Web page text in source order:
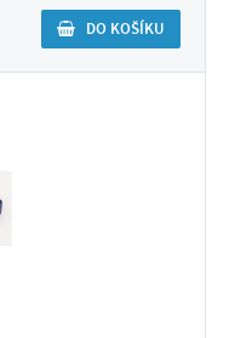
DO KOŠÍKU